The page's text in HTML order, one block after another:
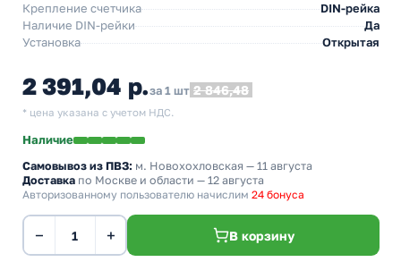
Крепление счетчика
DIN-рейка
Наличие DIN-рейки
Да
Установка
Открытая
2 391,04 р.за 1 шт 2 846,48
* цена указана с учетом НДС.
Наличие
Самовывоз из ПВЗ: м. Новохохловская — 11 августа
Доставка по Москве и области — 12 августа
Авторизованному пользователю начислим 24 бонуса
− + В корзину